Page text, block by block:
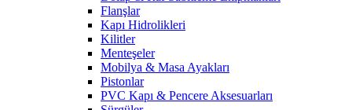
Flanşlar
Kapı Hidrolikleri
Kilitler
Menteşeler
Mobilya & Masa Ayakları
Pistonlar
PVC Kapı & Pencere Aksesuarları